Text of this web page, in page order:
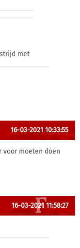
met
16-03-2021 10:33:55
voor moeten doen
16-03-2021 11:58:27